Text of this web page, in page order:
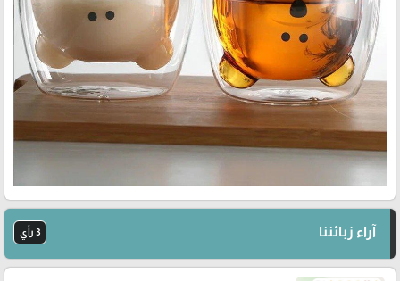
آراء زبائننا 3 رأي